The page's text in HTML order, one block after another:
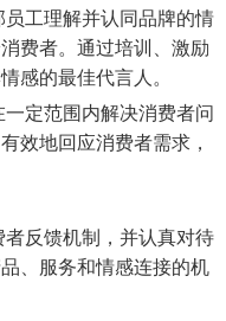
工理解并认同品牌的情
费者。通过培训、激励
感的最佳代言人。
定范围内解决消费者问
效地回应消费者需求，
反馈机制，并认真对待
、服务和情感连接的机